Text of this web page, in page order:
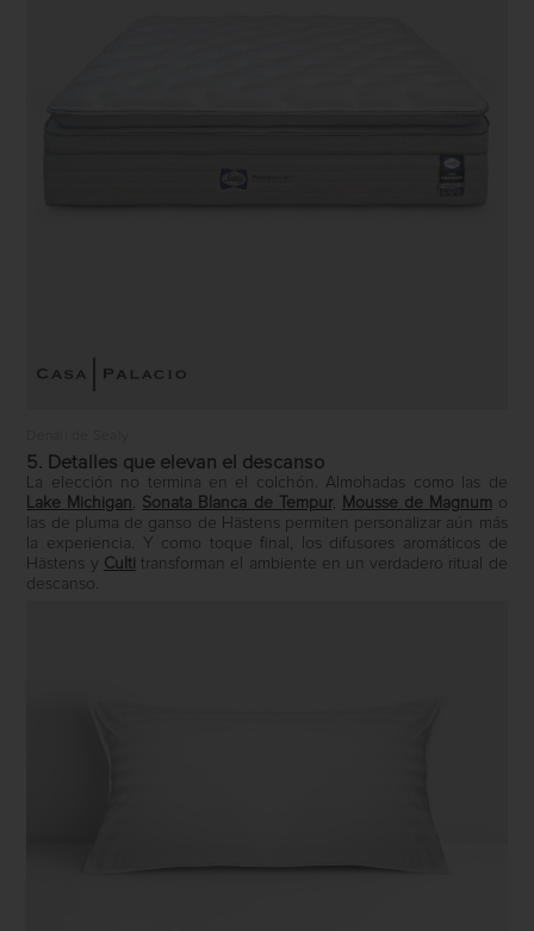
5. Detalles que elevan el descanso
La elección no termina en el colchón. Almohadas como las de
Lake Michigan, Sonata Blanca de Tempur, Mousse de Magnum o
las de pluma de ganso de Hästens permiten personalizar aún más
la experiencia. Y como toque final, los difusores aromáticos de
Hästens y Culti transforman el ambiente en un verdadero ritual de
descanso.